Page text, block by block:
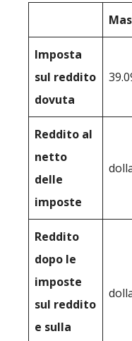
Imposta
sul reddito
dovuta
Reddito al
netto
delle
imposte
Reddito
dopo le
imposte
sul reddito
e sulla